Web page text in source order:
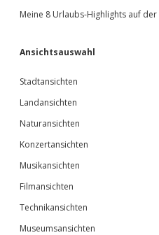
Meine 8 Urlaubs-Highlights auf
Ansichtsauswahl
Stadtansichten
Landansichten
Naturansichten
Konzertansichten
Musikansichten
Filmansichten
Technikansichten
Museumsansichten